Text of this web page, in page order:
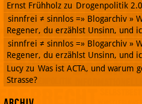
Ernst Frühholz zu Drogenpolitik 2.0
sinnfrei ≠ sinnlos =» Blogarchiv »
Regener, du erzählst Unsinn, und
sinnfrei ≠ sinnlos =» Blogarchiv »
Regener, du erzählst Unsinn, und
Lucy zu Was ist ACTA, und warum
Strasse?